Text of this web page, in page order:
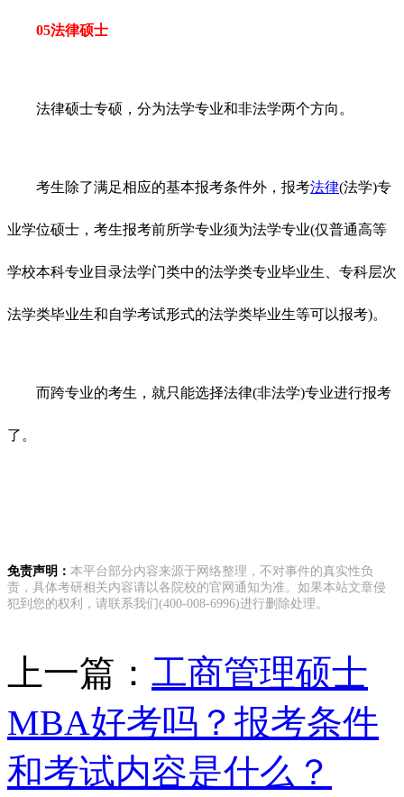
05法律硕士
法律硕士专硕，分为法学专业和非法学两个方向。
考生除了满足相应的基本报考条件外，报考法律(法学)专
业学位硕士，考生报考前所学专业须为法学专业(仅普通高等
学校本科专业目录法学门类中的法学类专业毕业生、专科层次
法学类毕业生和自学考试形式的法学类毕业生等可以报考)。
而跨专业的考生，就只能选择法律(非法学)专业进行报考
了。
免责声明： 本平台部分内容来源于网络整理，不对事件的真实性负
责，具体考研相关内容请以各院校的官网通知为准。如果本站文章侵
犯到您的权利，请联系我们(400-008-6996)进行删除处理。
上一篇： 工商管理硕士
MBA好考吗？报考条件
和考试内容是什么？